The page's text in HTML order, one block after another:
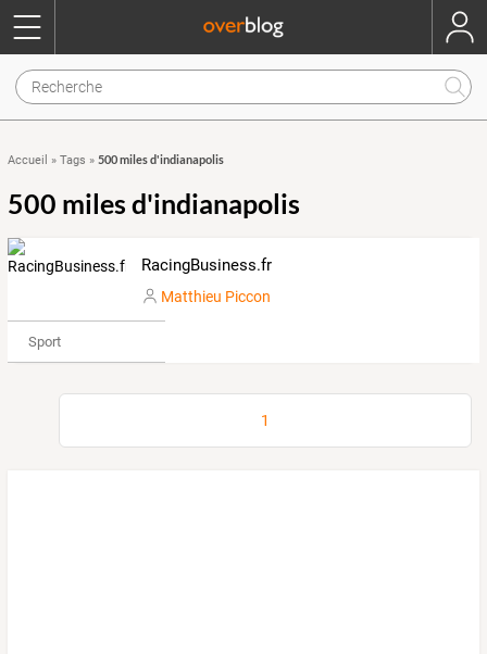
Accueil » Tags » 500 miles d'indianapolis
500 miles d'indianapolis
RacingBusiness.fr
Matthieu Piccon
Sport
1